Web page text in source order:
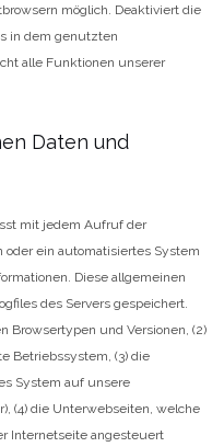
möglich. Deaktiviert die
in dem genutzten
alle Funktionen unserer
Daten und
mit jedem Aufruf der
oder ein automatisiertes System
Diese allgemeinen
des Servers gespeichert.
Browsertypen und Versionen, (2)
Betriebssystem, (3) die
System auf unsere
(4) die Unterwebseiten, welche
Internetseite angesteuert